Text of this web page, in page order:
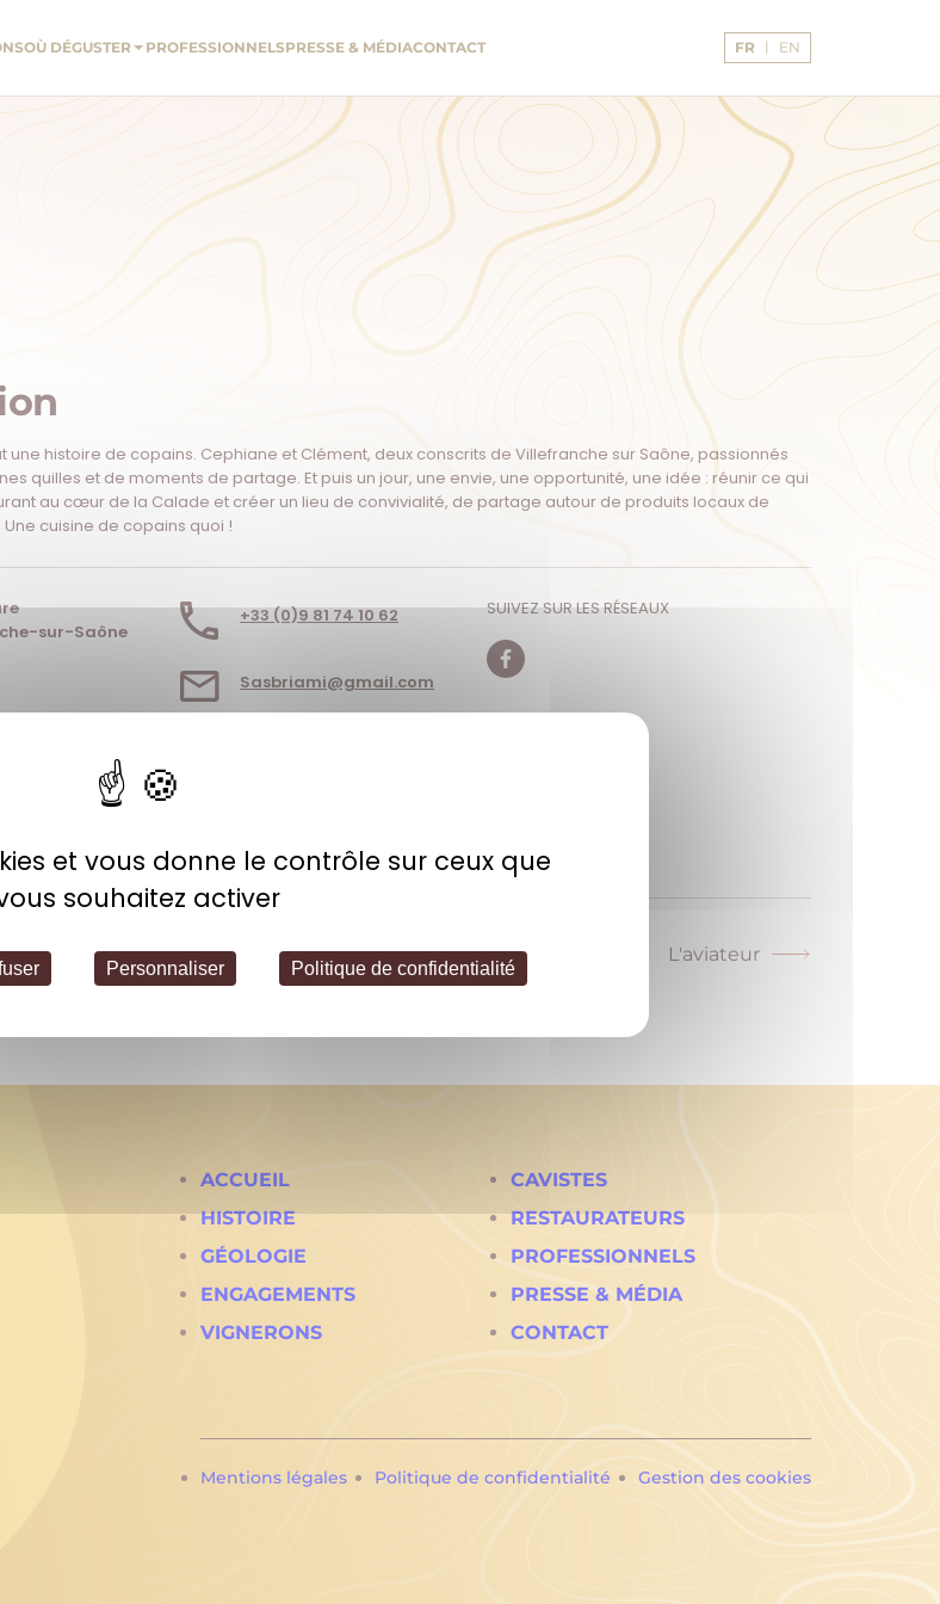
et vous donne le contrôle sur ceux que
souhaitez activer
Personnaliser Politique de confidentialité
Langue :
Français
FR EN
OÙ DÉGUSTER PROFESSIONNELSPRESSE & MÉDIACONTACT
une histoire de copains. Cephiane et Clément, deux conscrits de Villefranche sur Saône, passionnés
quilles et de moments de partage. Et puis un jour, une envie, une opportunité, une idée : réunir ce qui
au cœur de la Calade et créer un lieu de convivialité, de partage autour de produits locaux de
cuisine de copains quoi !
sur-Saône
+33 (0)9 81 74 10 62
Sasbriami@gmail.com
SUIVEZ SUR LES RÉSEAUX
Facebook
Article
L'aviateur
ACCUEIL
HISTOIRE
GÉOLOGIE
ENGAGEMENTS
VIGNERONS
CAVISTES
RESTAURATEURS
PROFESSIONNELS
PRESSE & MÉDIA
CONTACT
Mentions légales Politique de confidentialité Gestion des cookies